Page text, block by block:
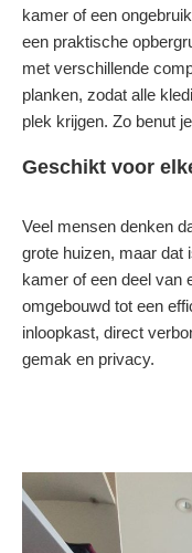
kamer of een
een praktische
met verschillende
planken, zodat alle
plek krijgen. Zo benut
Geschikt voor
Veel mensen denken
grote huizen, maar dat
kamer of een deel van
omgebouwd tot een
inloopkast, direct
gemak en privacy.